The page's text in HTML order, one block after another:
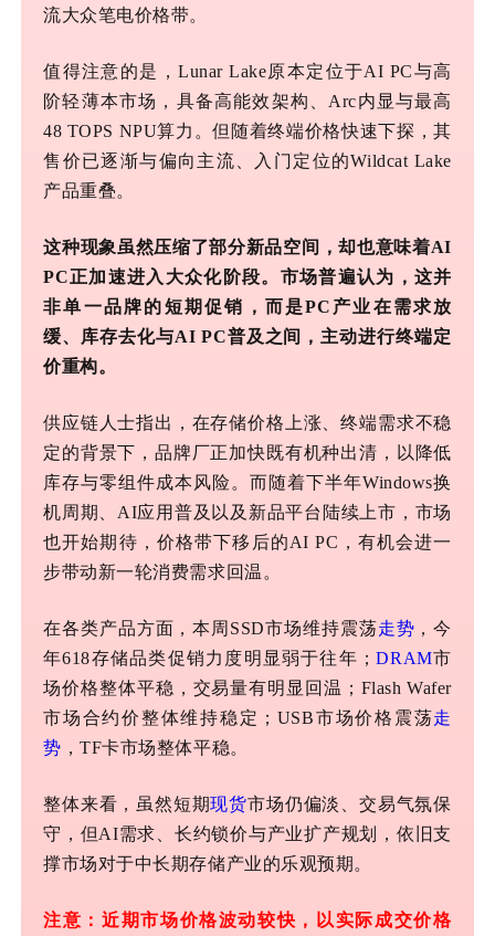
流大众笔电价格带。
值得注意的是，Lunar Lake原本定位于AI PC与高
阶轻薄本市场，具备高能效架构、Arc内显与最高
48 TOPS NPU算力。但随着终端价格快速下探，其
售价已逐渐与偏向主流、入门定位的Wildcat Lake
产品重叠。
这种现象虽然压缩了部分新品空间，却也意味着AI
PC正加速进入大众化阶段。市场普遍认为，这并
非单一品牌的短期促销，而是PC产业在需求放
缓、库存去化与AI PC普及之间，主动进行终端定
价重构。
供应链人士指出，在存储价格上涨、终端需求不稳
定的背景下，品牌厂正加快既有机种出清，以降低
库存与零组件成本风险。而随着下半年Windows换
机周期、AI应用普及以及新品平台陆续上市，市场
也开始期待，价格带下移后的AI PC，有机会进一
步带动新一轮消费需求回温。
在各类产品方面，本周 SSD市场维持震荡走势 ，今
年618存储品类促销力度明显弱于往年；DRAM市
场价格整体平稳，交易量有明显回温；Flash Wafer
市场合约价整体维持稳定；USB市场价格震荡走
势 ，TF卡市场整体平稳。
整体来看，虽然短期现货市场仍偏淡、交易气氛保
守，但AI需求、长约锁价与产业扩产规划，依旧支
撑市场对于中长期存储产业的乐观预期。
注意：近期市场价格波动较快，以实际成交价格